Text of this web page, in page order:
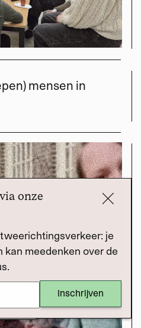
bij
mensen in
onze
je
kan meedenken over de